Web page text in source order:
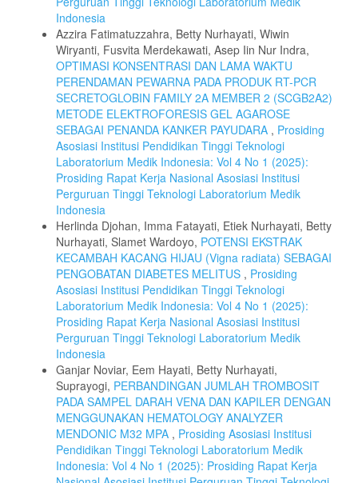
Indonesia
Azzira Fatimatuzzahra, Betty Nurhayati, Wiwin
Wiryanti, Fusvita Merdekawati, Asep Iin Nur Indra,
OPTIMASI KONSENTRASI DAN LAMA WAKTU
PERENDAMAN PEWARNA PADA PRODUK RT-PCR
SECRETOGLOBIN FAMILY 2A MEMBER 2 (SCGB2A2)
METODE ELEKTROFORESIS GEL AGAROSE
SEBAGAI PENANDA KANKER PAYUDARA , Prosiding
Asosiasi Institusi Pendidikan Tinggi Teknologi
Laboratorium Medik Indonesia: Vol 4 No 1 (2025):
Prosiding Rapat Kerja Nasional Asosiasi Institusi
Perguruan Tinggi Teknologi Laboratorium Medik
Indonesia
Herlinda Djohan, Imma Fatayati, Etiek Nurhayati, Betty
Nurhayati, Slamet Wardoyo, POTENSI EKSTRAK
KECAMBAH KACANG HIJAU (Vigna radiata) SEBAGAI
PENGOBATAN DIABETES MELITUS , Prosiding
Asosiasi Institusi Pendidikan Tinggi Teknologi
Laboratorium Medik Indonesia: Vol 4 No 1 (2025):
Prosiding Rapat Kerja Nasional Asosiasi Institusi
Perguruan Tinggi Teknologi Laboratorium Medik
Indonesia
Ganjar Noviar, Eem Hayati, Betty Nurhayati,
Suprayogi, PERBANDINGAN JUMLAH TROMBOSIT
PADA SAMPEL DARAH VENA DAN KAPILER DENGAN
MENGGUNAKAN HEMATOLOGY ANALYZER
MENDONIC M32 MPA , Prosiding Asosiasi Institusi
Pendidikan Tinggi Teknologi Laboratorium Medik
Indonesia: Vol 4 No 1 (2025): Prosiding Rapat Kerja